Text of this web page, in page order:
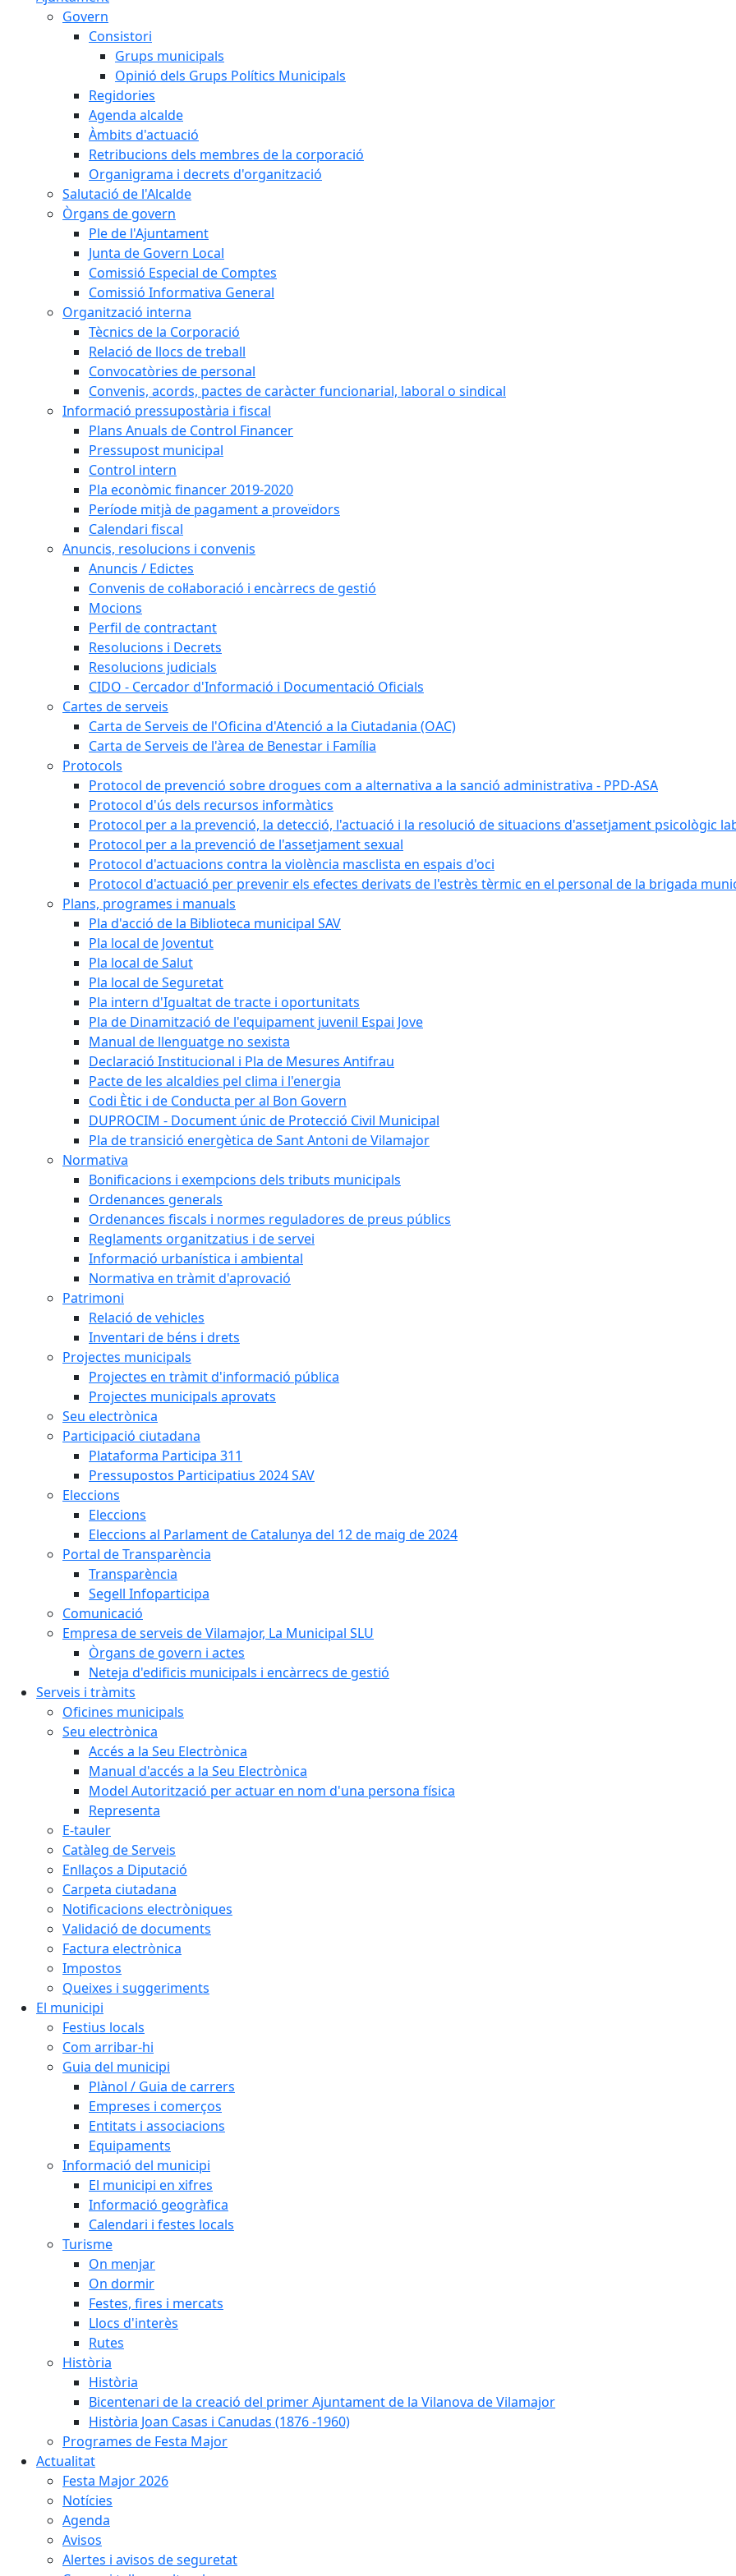
Govern
Consistori
Grups municipals
Opinió dels Grups Polítics Municipals
Regidories
Agenda alcalde
Àmbits d'actuació
Retribucions dels membres de la corporació
Organigrama i decrets d'organització
Salutació de l'Alcalde
Òrgans de govern
Ple de l'Ajuntament
Junta de Govern Local
Comissió Especial de Comptes
Comissió Informativa General
Organització interna
Tècnics de la Corporació
Relació de llocs de treball
Convocatòries de personal
Convenis, acords, pactes de caràcter funcionarial, laboral o sindical
Informació pressupostària i fiscal
Plans Anuals de Control Financer
Pressupost municipal
Control intern
Pla econòmic financer 2019-2020
Període mitjà de pagament a proveïdors
Calendari fiscal
Anuncis, resolucions i convenis
Anuncis / Edictes
Convenis de col·laboració i encàrrecs de gestió
Mocions
Perfil de contractant
Resolucions i Decrets
Resolucions judicials
CIDO - Cercador d'Informació i Documentació Oficials
Cartes de serveis
Carta de Serveis de l'Oficina d'Atenció a la Ciutadania (OAC)
Carta de Serveis de l'àrea de Benestar i Família
Protocols
Protocol de prevenció sobre drogues com a alternativa a la sanció administrativa - PPD-ASA
Protocol d'ús dels recursos informàtics
Protocol per a la prevenció, la detecció, l'actuació i la resolució de situacions d'assetjament psicològic
Protocol per a la prevenció de l'assetjament sexual
Protocol d'actuacions contra la violència masclista en espais d'oci
Protocol d'actuació per prevenir els efectes derivats de l'estrès tèrmic en el personal de la brigada
Plans, programes i manuals
Pla d'acció de la Biblioteca municipal SAV
Pla local de Joventut
Pla local de Salut
Pla local de Seguretat
Pla intern d'Igualtat de tracte i oportunitats
Pla de Dinamització de l'equipament juvenil Espai Jove
Manual de llenguatge no sexista
Declaració Institucional i Pla de Mesures Antifrau
Pacte de les alcaldies pel clima i l'energia
Codi Ètic i de Conducta per al Bon Govern
DUPROCIM - Document únic de Protecció Civil Municipal
Pla de transició energètica de Sant Antoni de Vilamajor
Normativa
Bonificacions i exempcions dels tributs municipals
Ordenances generals
Ordenances fiscals i normes reguladores de preus públics
Reglaments organitzatius i de servei
Informació urbanística i ambiental
Normativa en tràmit d'aprovació
Patrimoni
Relació de vehicles
Inventari de béns i drets
Projectes municipals
Projectes en tràmit d'informació pública
Projectes municipals aprovats
Seu electrònica
Participació ciutadana
Plataforma Participa 311
Pressupostos Participatius 2024 SAV
Eleccions
Eleccions
Eleccions al Parlament de Catalunya del 12 de maig de 2024
Portal de Transparència
Transparència
Segell Infoparticipa
Comunicació
Empresa de serveis de Vilamajor, La Municipal SLU
Òrgans de govern i actes
Neteja d'edificis municipals i encàrrecs de gestió
Serveis i tràmits
Oficines municipals
Seu electrònica
Accés a la Seu Electrònica
Manual d'accés a la Seu Electrònica
Model Autorització per actuar en nom d'una persona física
Representa
E-tauler
Catàleg de Serveis
Enllaços a Diputació
Carpeta ciutadana
Notificacions electròniques
Validació de documents
Factura electrònica
Impostos
Queixes i suggeriments
El municipi
Festius locals
Com arribar-hi
Guia del municipi
Plànol / Guia de carrers
Empreses i comerços
Entitats i associacions
Equipaments
Informació del municipi
El municipi en xifres
Informació geogràfica
Calendari i festes locals
Turisme
On menjar
On dormir
Festes, fires i mercats
Llocs d'interès
Rutes
Història
Història
Bicentenari de la creació del primer Ajuntament de la Vilanova de Vilamajor
Història Joan Casas i Canudas (1876 -1960)
Programes de Festa Major
Actualitat
Festa Major 2026
Notícies
Agenda
Avisos
Alertes i avisos de seguretat